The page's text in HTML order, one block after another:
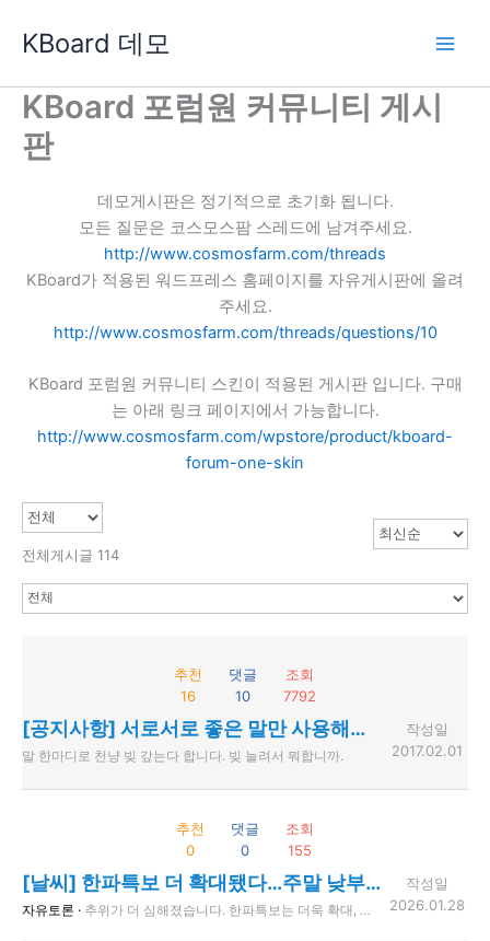
로
KBoard 데모
KBoard 포럼원 커뮤니티 게시
판
데모게시판은 정기적으로 초기화 됩니다.
모든 질문은 코스모스팜 스레드에 남겨주세요.
http://www.cosmosfarm.com/threads
KBoard가 적용된 워드프레스 홈페이지를 자유게시판에 올려
주세요.
http://www.cosmosfarm.com/threads/questions/10
KBoard 포럼원 커뮤니티 스킨이 적용된 게시판 입니다. 구매
는 아래 링크 페이지에서 가능합니다.
http://www.cosmosfarm.com/wpstore/product/kboard-
forum-one-skin
전체게시글 114
추천
16
댓글
10
조회
7792
[공지사항] 서로서로 좋은 말만 사용해주세요.
말 한마디로 천냥 빚 갚는다 합니다. 빚 늘려서 뭐합니까.
작성일
2017.02.01
추천
0
댓글
0
조회
155
[날씨] 한파특보 더 확대됐다…주말 낮부터 추위 물러가
자유토론 · 추위가 더 심해졌습니다. 한파특보는 더욱 확대, 강화되면서 일부 충남과 전북 동부 지역에도 한파주의보가 내려졌습니다. 특히 북쪽에서 내려온 찬 공기가 그대로 닿는 중부를 중심으로는 현재 서울의 기온 영하 4.4도 등 낮에도 영하권의 추위가 나타나고 있습니다. 추위는 주말 아침까지 이어지겠고요. 주말 낮부터는 추위가 차츰 물러가겠습니다. 차고 건조한 바람이 지속적으로 불어 들면서 대기가 무척 건조합니다. 서울 전역에 건조주의보가 내려져 있고요. 동쪽 지역을 중심으로는 건조경보로 특보가 한 단계 격상된 곳들이 많습니다. 앞으로 다른 지역에서도 특보가 내려질 가능성이 있습니다. 화재 사고 유의해 주셔야겠습니다. 오늘 전국 하늘 맑게 드러나겠습니다. 해안가를 중심으로는 바람이 강하게 불어 들겠습니다. 내일 제주 지역에만 비나 눈 예보가 들어 있고요. 당분간 다른 지역의 하늘 맑게 드러나겠습니다.
작성일
2026.01.28